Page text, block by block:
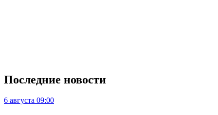
Последние новости
6 августа 09:00